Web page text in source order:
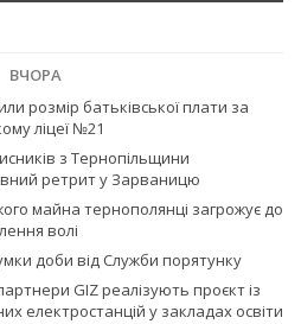
ВЧОРА
розмір батьківської плати за
ліцеї №21
з Тернопільщини
ретрит у Зарваницю
майна тернополянці загрожує до
волі
доби від Служби порятунку
GIZ реалізують проєкт із
електростанцій у закладах освіти